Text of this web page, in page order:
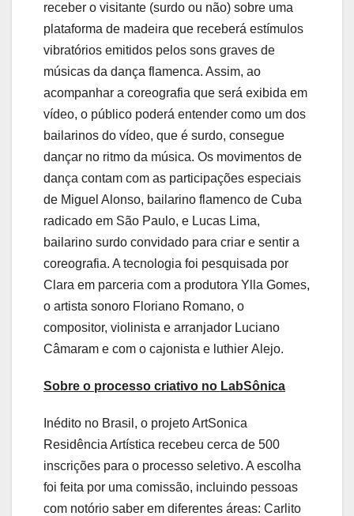
receber o visitante (surdo ou não) sobre uma
plataforma de madeira que receberá estímulos
vibratórios emitidos pelos sons graves de
músicas da dança flamenca. Assim, ao
acompanhar a coreografia que será exibida em
vídeo, o público poderá entender como um dos
bailarinos do vídeo, que é surdo, consegue
dançar no ritmo da música. Os movimentos de
dança contam com as participações especiais
de Miguel Alonso, bailarino flamenco de Cuba
radicado em São Paulo, e Lucas Lima,
bailarino surdo convidado para criar e sentir a
coreografia. A tecnologia foi pesquisada por
Clara em parceria com a produtora Ylla Gomes,
o artista sonoro Floriano Romano, o
compositor, violinista e arranjador Luciano
Câmaram e com o cajonista e luthier Alejo.
Sobre o processo criativo no LabSônica
Inédito no Brasil, o projeto ArtSonica
Residência Artística recebeu cerca de 500
inscrições para o processo seletivo. A escolha
foi feita por uma comissão, incluindo pessoas
com notório saber em diferentes áreas: Carlito